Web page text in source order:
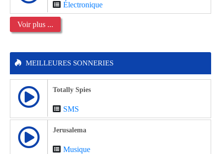
Électronique
Voir plus ...
MEILLEURES SONNERIES
Totally Spies
SMS
Jerusalema
Musique